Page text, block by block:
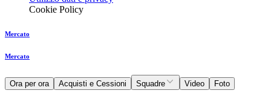
Cookie Policy
Mercato
Mercato
Ora per ora Acquisti e Cessioni Squadre Video Foto